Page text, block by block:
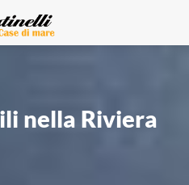
nella Riviera